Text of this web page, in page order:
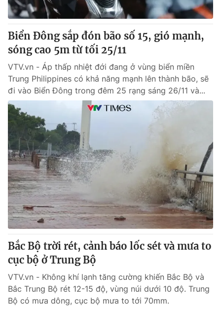
Biển Đông sắp đón bão số 15, gió mạnh,
sóng cao 5m từ tối 25/11
VTV.vn - Áp thấp nhiệt đới đang ở vùng biển miền
Trung Philippines có khả năng mạnh lên thành bão, sẽ
đi vào Biển Đông trong đêm 25 rạng sáng 26/11 và...
Bắc Bộ trời rét, cảnh báo lốc sét và mưa to
cục bộ ở Trung Bộ
VTV.vn - Không khí lạnh tăng cường khiến Bắc Bộ và
Bắc Trung Bộ rét 12-15 độ, vùng núi dưới 10 độ. Trung
Bộ có mưa dông, cục bộ mưa to tới 70mm.